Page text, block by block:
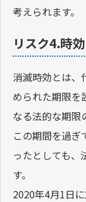
考えられます。
リスク4.時
消滅時効とは、
められた期限を
なる法的な期限
この期間を過ぎ
ったとしても、
す。
2020年4月1日